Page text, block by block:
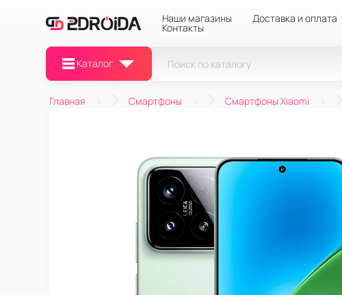
Наши магазины Доставка и оплата
Контакты
Каталог
Главная Смартфоны Смартфоны Xiaomi